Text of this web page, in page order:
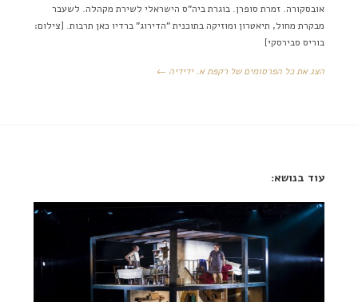
אובסקורה. זמרת סופרן. בוגרת ביה"ס הישראלי לשירת מקהלה. לשעבר
מבקרת מחול, תיאטרון ומוזיקה בתוכנית "הדירוג" ברדיו כאן תרבות. [צילום:
בוריס סבירסקי]
הצג את כל הפרסומים של רקפת א. ידידיה ←
עוד בנושא: